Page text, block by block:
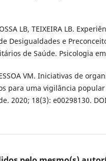
LB, TEIXEIRA LB.
Desigualdades e
de Saúde. Psicologia
VM. Iniciativas de
para uma vigilância
2020; 18(3): e00298130.